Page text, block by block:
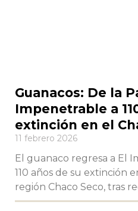
Guanacos: De la
Impenetrable a
extinción en el
11 febrero 2026
El guanaco regresa a El
110 años de su extinción
región Chaco Seco, tras